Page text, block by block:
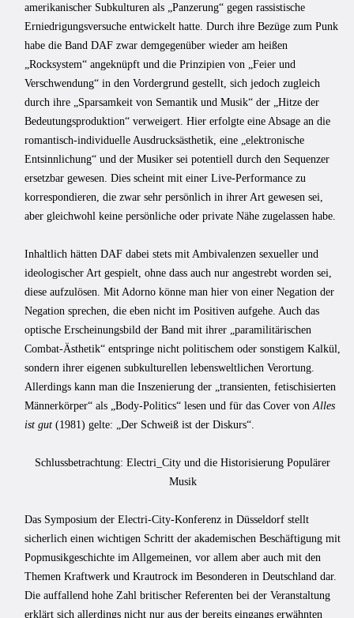
amerikanischer Subkulturen als „Panzerung“ gegen rassistische
Erniedrigungsversuche entwickelt hatte. Durch ihre Bezüge zum Punk
habe die Band DAF zwar demgegenüber wieder am heißen
„Rocksystem“ angeknüpft und die Prinzipien von „Feier und
Verschwendung“ in den Vordergrund gestellt, sich jedoch zugleich
durch ihre „Sparsamkeit von Semantik und Musik“ der „Hitze der
Bedeutungsproduktion“ verweigert. Hier erfolgte eine Absage an die
romantisch-individuelle Ausdrucksästhetik, eine „elektronische
Entsinnlichung“ und der Musiker sei potentiell durch den Sequenzer
ersetzbar gewesen. Dies scheint mit einer Live-Performance zu
korrespondieren, die zwar sehr persönlich in ihrer Art gewesen sei,
aber gleichwohl keine persönliche oder private Nähe zugelassen habe.
Inhaltlich hätten DAF dabei stets mit Ambivalenzen sexueller und
ideologischer Art gespielt, ohne dass auch nur angestrebt worden sei,
diese aufzulösen. Mit Adorno könne man hier von einer Negation der
Negation sprechen, die eben nicht im Positiven aufgehe. Auch das
optische Erscheinungsbild der Band mit ihrer „paramilitärischen
Combat-Ästhetik“ entspringe nicht politischem oder sonstigem Kalkül,
sondern ihrer eigenen subkulturellen lebensweltlichen Verortung.
Allerdings kann man die Inszenierung der „transienten, fetischisierten
Männerkörper“ als „Body-Politics“ lesen und für das Cover von Alles
ist gut (1981) gelte: „Der Schweiß ist der Diskurs“.
Schlussbetrachtung: Electri_City und die Historisierung Populärer
Musik
Das Symposium der Electri-City-Konferenz in Düsseldorf stellt
sicherlich einen wichtigen Schritt der akademischen Beschäftigung mit
Popmusikgeschichte im Allgemeinen, vor allem aber auch mit den
Themen Kraftwerk und Krautrock im Besonderen in Deutschland dar.
Die auffallend hohe Zahl britischer Referenten bei der Veranstaltung
erklärt sich allerdings nicht nur aus der bereits eingangs erwähnten